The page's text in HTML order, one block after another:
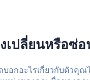
เปลี่ยนหรือซ่
อกอะไรเกี่ยวกับตัวคุ